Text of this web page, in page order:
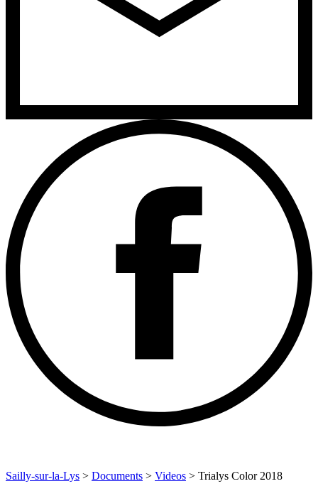
Sailly-sur-la-Lys > Documents > Videos > Trialys Color 2018